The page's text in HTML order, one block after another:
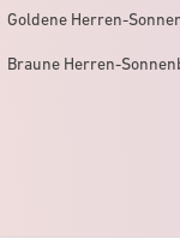
Goldene Herren-
Braune Herren-